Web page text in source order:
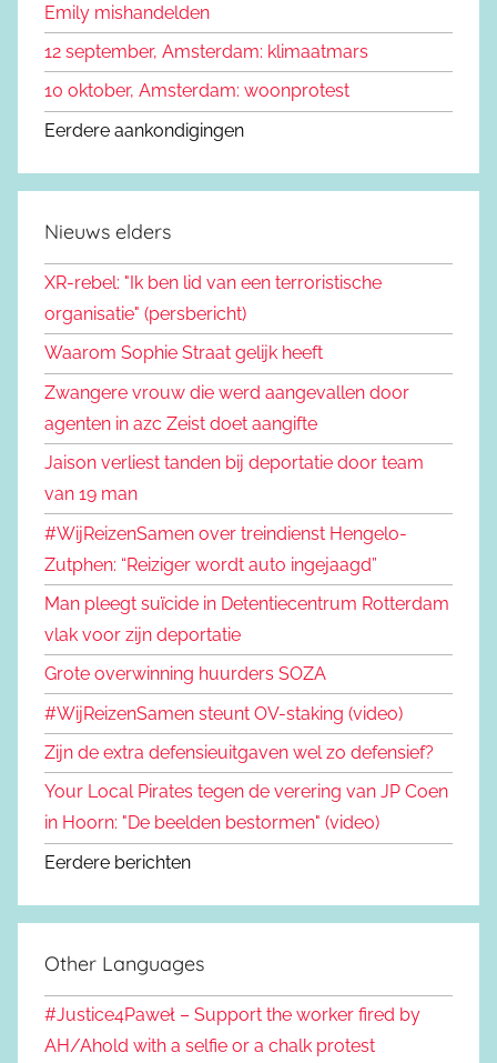
Emily mishandelden
12 september, Amsterdam: klimaatmars
10 oktober, Amsterdam: woonprotest
Eerdere aankondigingen
Nieuws elders
XR-rebel: "Ik ben lid van een terroristische
organisatie" (persbericht)
Waarom Sophie Straat gelijk heeft
Zwangere vrouw die werd aangevallen door
agenten in azc Zeist doet aangifte
Jaison verliest tanden bij deportatie door team
van 19 man
#WijReizenSamen over treindienst Hengelo-
Zutphen: “Reiziger wordt auto ingejaagd”
Man pleegt suïcide in Detentiecentrum Rotterdam
vlak voor zijn deportatie
Grote overwinning huurders SOZA
#WijReizenSamen steunt OV-staking (video)
Zijn de extra defensieuitgaven wel zo defensief?
Your Local Pirates tegen de verering van JP Coen
in Hoorn: "De beelden bestormen" (video)
Eerdere berichten
Other Languages
#Justice4Paweł – Support the worker fired by
AH/Ahold with a selfie or a chalk protest